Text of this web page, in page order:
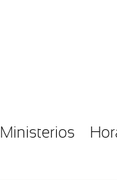
Ministerios